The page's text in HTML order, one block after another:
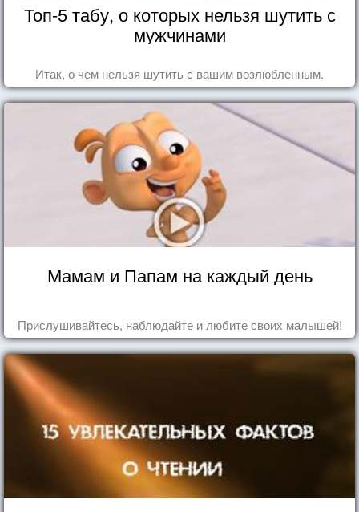
Топ-5 табу, о которых нельзя шутить с
мужчинами
Итак, о чем нельзя шутить с вашим возлюбленным.
Мамам и Папам на каждый день
Прислушивайтесь, наблюдайте и любите своих малышей!